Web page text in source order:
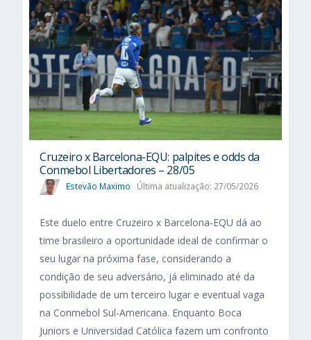
Cruzeiro x Barcelona-EQU: palpites e odds da
Conmebol Libertadores – 28/05
Estevão Maximo Última atualização: 27/05/2026
Este duelo entre Cruzeiro x Barcelona-EQU dá ao
time brasileiro a oportunidade ideal de confirmar o
seu lugar na próxima fase, considerando a
condição de seu adversário, já eliminado até da
possibilidade de um terceiro lugar e eventual vaga
na Conmebol Sul-Americana. Enquanto Boca
Juniors e Universidad Católica fazem um confronto